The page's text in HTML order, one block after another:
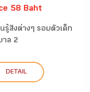
58 Baht
นรู้สิ่งต่างๆ รอบตัวเด็ก
าล 2
DETAIL